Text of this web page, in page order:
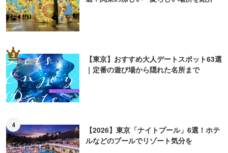
2
【2026】夏デートおすすめスポット26
選！関東の涼しい・夏らしい場所を紹介
3
【東京】おすすめ大人デートスポット63選
｜定番の遊び場から隠れた名所まで